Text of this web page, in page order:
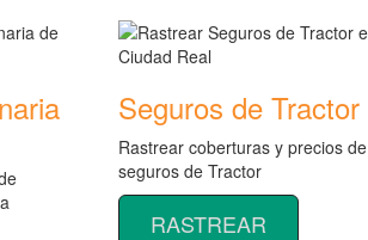
Seguros de Tractor
Rastrear coberturas y precios de
seguros de Tractor
RASTREAR